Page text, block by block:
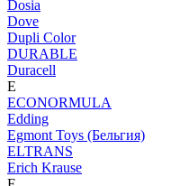
Dosia
Dove
Dupli Color
DURABLE
Duracell
E
ECONORMULA
Edding
Egmont Toys (Бельгия)
ELTRANS
Erich Krause